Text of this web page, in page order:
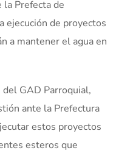
la Prefecta de
ejecución de proyectos
a mantener el agua en
GAD Parroquial,
ante la Prefectura
estos proyectos
esteros que